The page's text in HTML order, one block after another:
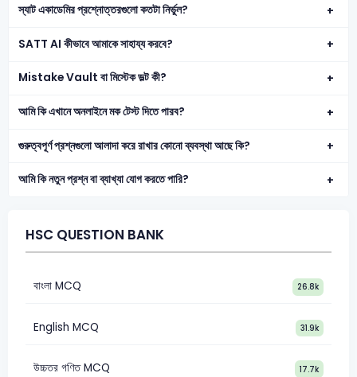
স্যাট একাডেমির প্রশ্নোত্তরগুলো কতটা নির্ভুল?
SATT AI কীভাবে আমাকে সাহায্য করবে?
Mistake Vault বা মিস্টেক ভল্ট কী?
আমি কি এখানে অনলাইনে মক টেস্ট দিতে পারব?
গুরুত্বপূর্ণ প্রশ্নগুলো আলাদা করে রাখার কোনো ব্যবস্থা আছে কি?
আমি কি নতুন প্রশ্ন বা ব্যাখ্যা যোগ করতে পারি?
HSC QUESTION BANK
বাংলা MCQ 26.8k
English MCQ 31.9k
উচ্চতর গণিত MCQ 17.7k